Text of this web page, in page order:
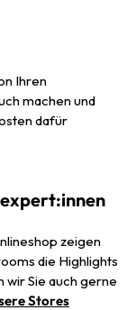
Ihren
machen und
dafür
zeigen
die Highlights
wir Sie auch gerne
Stores